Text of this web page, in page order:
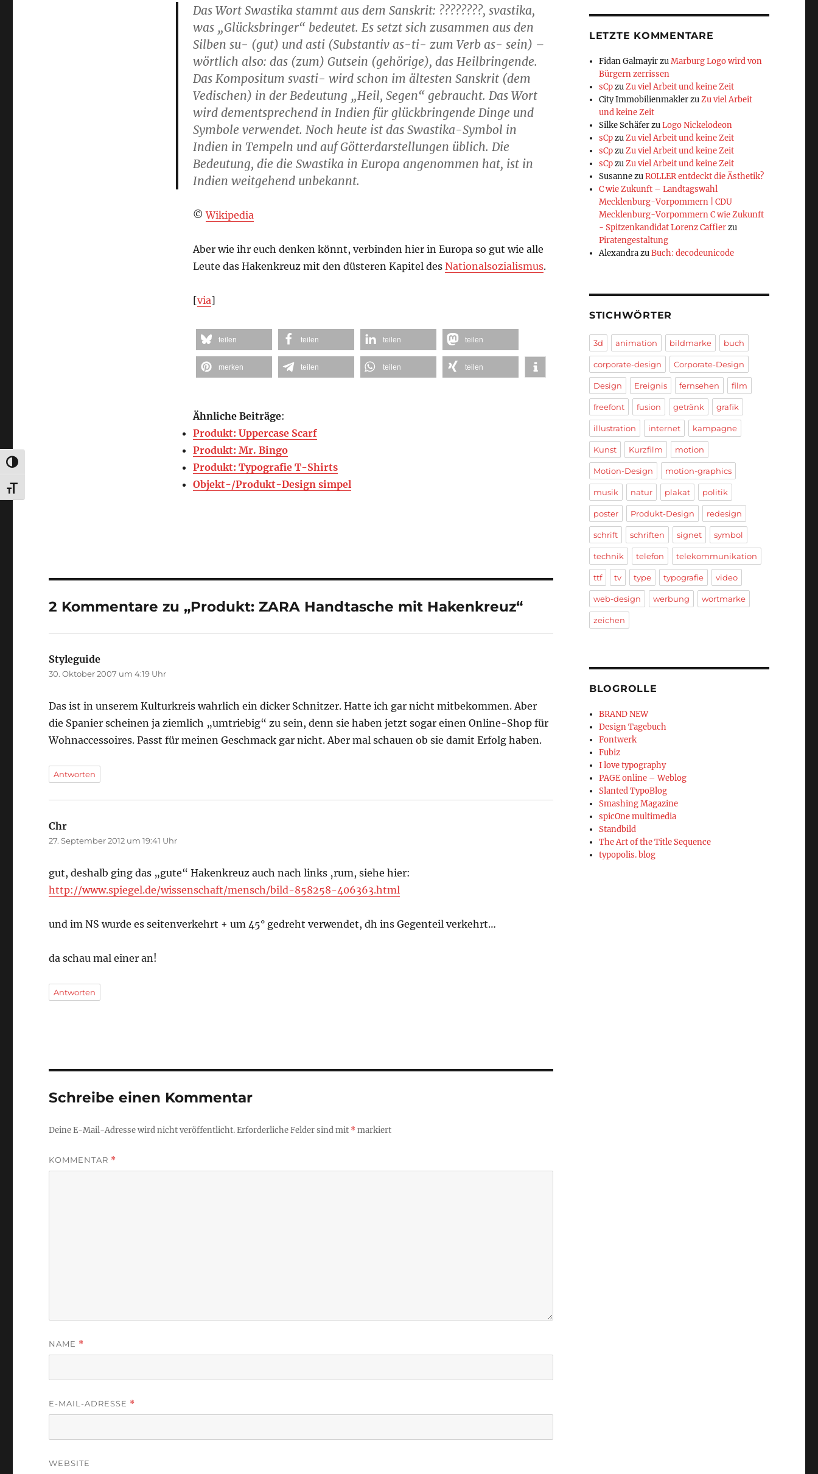
UMSCHALTEN AUF HOHE KONTRASTE
SCHRIFT VERGRÖSSERN
Das Wort Swastika stammt aus dem Sanskrit: ????????, svastika,
was „Glücksbringer“ bedeutet. Es setzt sich zusammen aus den
Silben su- (gut) und asti (Substantiv as-ti- zum Verb as- sein) –
wörtlich also: das (zum) Gutsein (gehörige), das Heilbringende.
Das Kompositum svasti- wird schon im ältesten Sanskrit (dem
Vedischen) in der Bedeutung „Heil, Segen“ gebraucht. Das Wort
wird dementsprechend in Indien für glückbringende Dinge und
Symbole verwendet. Noch heute ist das Swastika-Symbol in
Indien in Tempeln und auf Götterdarstellungen üblich. Die
Bedeutung, die die Swastika in Europa angenommen hat, ist in
Indien weitgehend unbekannt.
©Wikipedia
Aber wie ihr euch denken könnt, verbinden hier in Europa so gut wie alle
Leute das Hakenkreuz mit den düsteren Kapitel des Nationalsozialismus.
[via]
teilen teilen teilen teilen
merken teilen teilen teilen
Ähnliche Beiträge:
Produkt: Uppercase Scarf
Produkt: Mr. Bingo
Produkt: Typografie T-Shirts
Objekt-/Produkt-Design simpel
2 Kommentare zu „Produkt: ZARA Handtasche mit Hakenkreuz“
Styleguide
30. Oktober 2007 um 4:19 Uhr
Das ist in unserem Kulturkreis wahrlich ein dicker Schnitzer. Hatte ich gar nicht mitbekommen. Aber
die Spanier scheinen ja ziemlich „umtriebig“ zu sein, denn sie haben jetzt sogar einen Online-Shop für
Wohnaccessoires. Passt für meinen Geschmack gar nicht. Aber mal schauen ob sie damit Erfolg haben.
Antworten
Chr
27. September 2012 um 19:41 Uhr
gut, deshalb ging das „gute“ Hakenkreuz auch nach links ‚rum, siehe hier:
http://www.spiegel.de/wissenschaft/mensch/bild-858258-406363.html
und im NS wurde es seitenverkehrt + um 45° gedreht verwendet, dh ins Gegenteil verkehrt…
da schau mal einer an!
Antworten
Schreibe einen Kommentar
Deine E-Mail-Adresse wird nicht veröffentlicht.Erforderliche Felder sind mit *markiert
KOMMENTAR *
NAME *
E-MAIL-ADRESSE *
WEBSITE
LETZTE KOMMENTARE
Fidan GalmayirzuMarburg Logo wird von
Bürgern zerrissen
sCpzuZu viel Arbeit und keine Zeit
City ImmobilienmaklerzuZu viel Arbeit
und keine Zeit
Silke SchäferzuLogo Nickelodeon
sCpzuZu viel Arbeit und keine Zeit
sCpzuZu viel Arbeit und keine Zeit
sCpzuZu viel Arbeit und keine Zeit
SusannezuROLLER entdeckt die Ästhetik?
C wie Zukunft – Landtagswahl
Mecklenburg-Vorpommern | CDU
Mecklenburg-Vorpommern C wie Zukunft
- Spitzenkandidat Lorenz Caffierzu
Piratengestaltung
AlexandrazuBuch: decodeunicode
STICHWÖRTER
3d animation bildmarke buch
corporate-design Corporate-Design
Design Ereignis fernsehen film
freefont fusion getränk grafik
illustration internet kampagne
Kunst Kurzfilm motion
Motion-Design motion-graphics
musik natur plakat politik
poster Produkt-Design redesign
schrift schriften signet symbol
technik telefon telekommunikation
ttf tv type typografie video
web-design werbung wortmarke
zeichen
BLOGROLLE
BRAND NEW
Design Tagebuch
Fontwerk
Fubiz
I love typography
PAGE online – Weblog
Slanted TypoBlog
Smashing Magazine
spicOne multimedia
Standbild
The Art of the Title Sequence
typopolis. blog